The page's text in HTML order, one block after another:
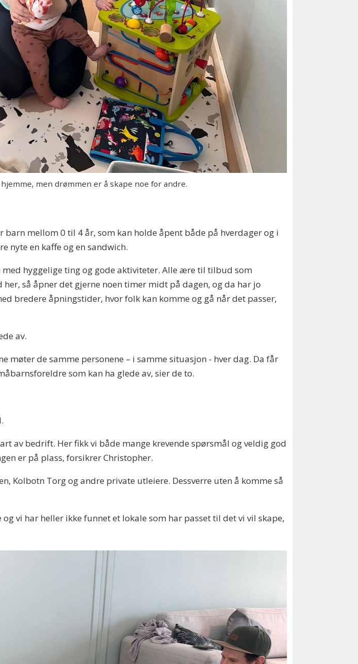
men drømmen er å skape noe for andre.
mellom 0 til 4 år, som kan holde åpent både på hverdager og i
nyte en kaffe og en sandwich.
hyggelige ting og gode aktiviteter. Alle ære til tilbud som
så åpner det gjerne noen timer midt på dagen, og da har jo
bredere åpningstider, hvor folk kan komme og gå når det passer,
av.
møter de samme personene – i samme situasjon - hver dag. Da får
som kan ha glede av, sier de to.
av bedrift. Her fikk vi både mange krevende spørsmål og veldig god
er på plass, forsikrer Christopher.
Kolbotn Torg og andre private utleiere. Dessverre uten å komme så
vi har heller ikke funnet et lokale som har passet til det vi vil skape,